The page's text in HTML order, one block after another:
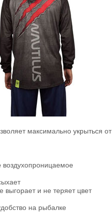
максимально укрыться от
воздухопроницаемое
выгорает и не теряет цвет
на рыбалке